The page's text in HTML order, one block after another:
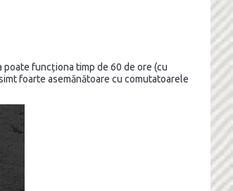
poate funcționa timp de 60 de ore (cu
foarte asemănătoare cu comutatoarele